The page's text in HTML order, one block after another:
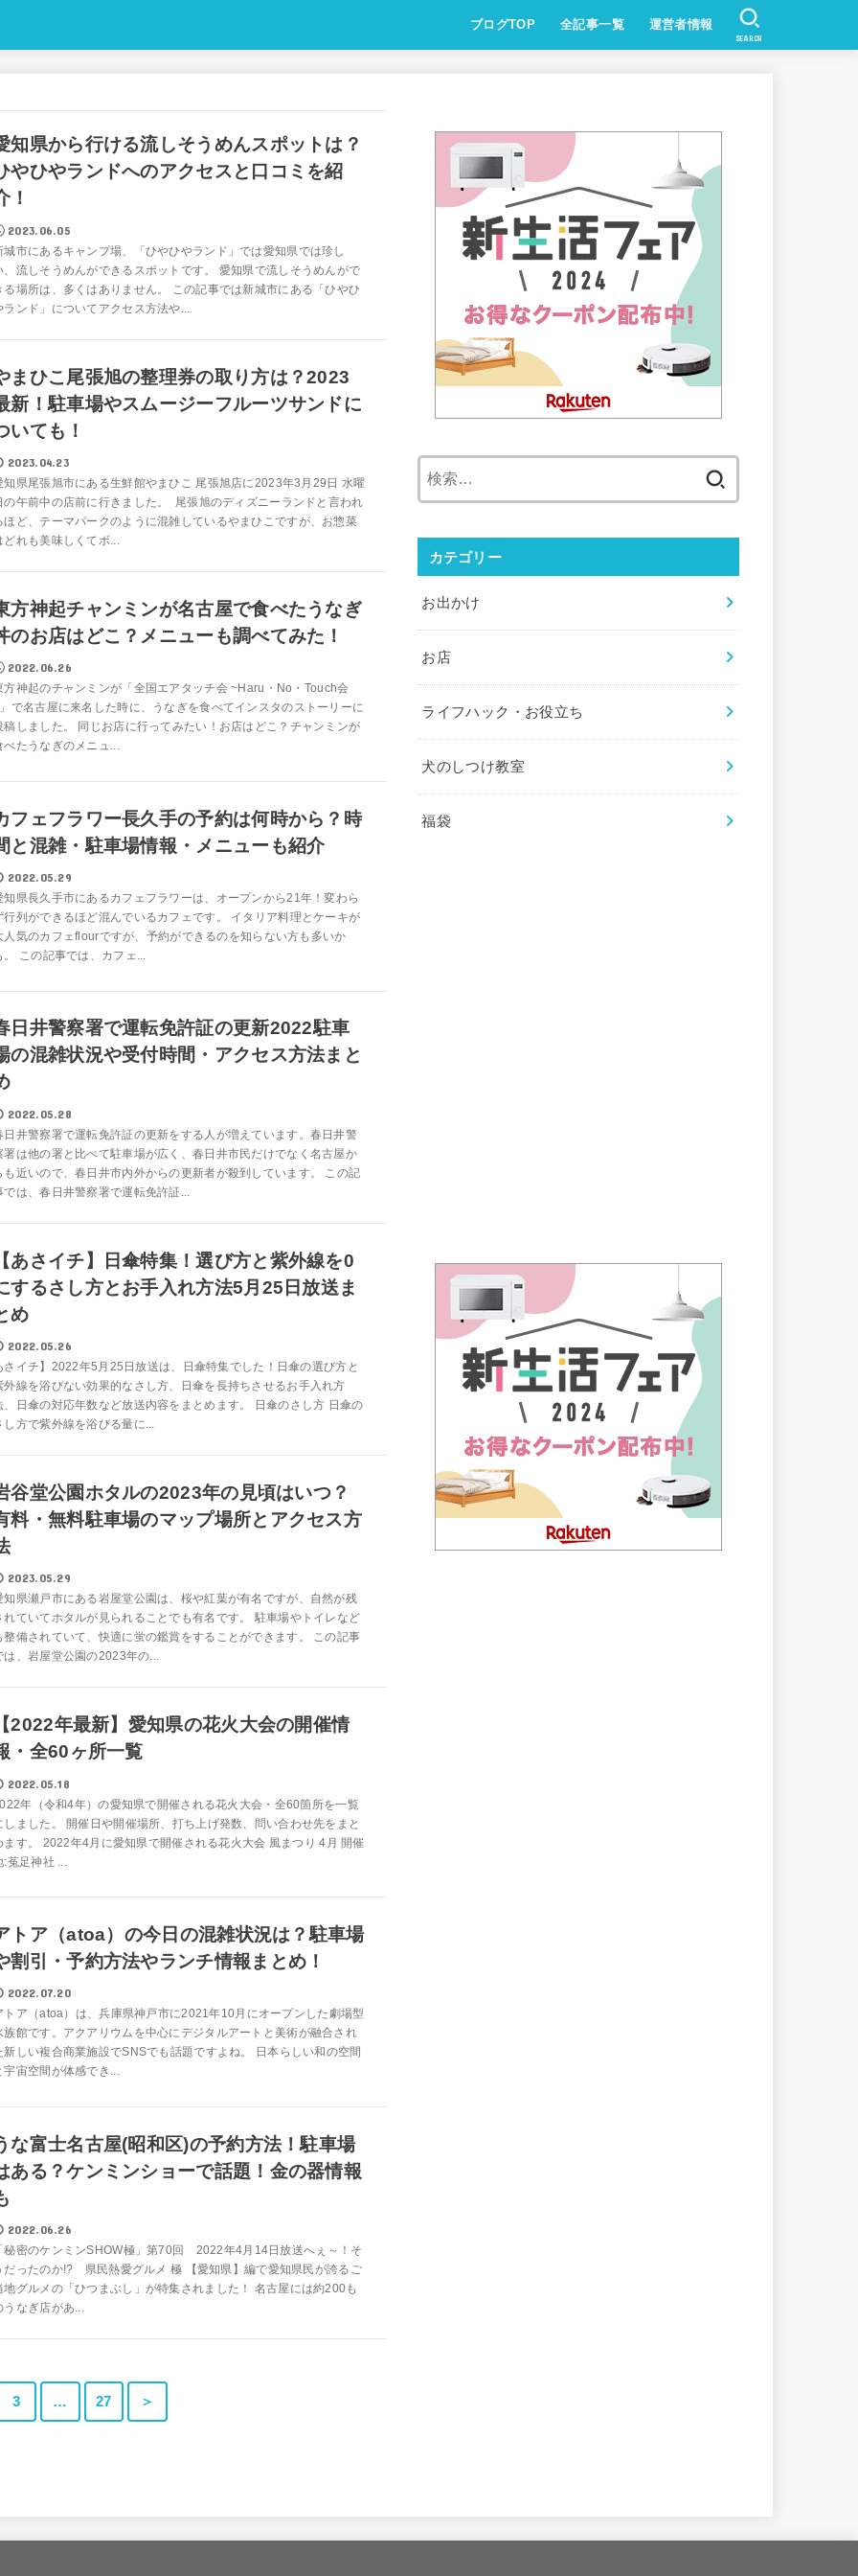
ブログTOP 全記事一覧 運営者情報
SEARCH
知県から行ける流しそうめんスポットは？
やひやランドへのアクセスと口コミを紹
！
2023.06.05
城市にあるキャンプ場、「ひやひやランド」では愛知県では珍し
、流しそうめんができるスポットです。 愛知県で流しそうめんがで
る場所は、多くはありません。 この記事では新城市にある「ひやひ
ランド」についてアクセス方法や...
まひこ尾張旭の整理券の取り方は？2023
新！駐車場やスムージーフルーツサンドに
いても！
2023.04.23
知県尾張旭市にある生鮮館やまひこ 尾張旭店に2023年3月29日 水曜
の午前中の店前に行きました。 尾張旭のディズニーランドと言われ
ほど、テーマパークのように混雑しているやまひこですが、お惣菜
どれも美味しくてボ...
方神起チャンミンが名古屋で食べたうなぎ
のお店はどこ？メニューも調べてみた！
2022.06.26
方神起のチャンミンが「全国エアタッチ会 ~Haru・No・Touch会
で名古屋に来名した時に、うなぎを食べてインスタのストーリーに
稿しました。 同じお店に行ってみたい！お店はどこ？チャンミンが
べたうなぎのメニュ...
フェフラワー長久手の予約は何時から？時
と混雑・駐車場情報・メニューも紹介
2022.05.29
知県長久手市にあるカフェフラワーは、オープンから21年！変わら
行列ができるほど混んでいるカフェです。 イタリア料理とケーキが
人気のカフェflourですが、予約ができるのを知らない方も多いか
。 この記事では、カフェ...
日井警察署で運転免許証の更新2022駐車
の混雑状況や受付時間・アクセス方法まと
2022.05.28
日井警察署で運転免許証の更新をする人が増えています。春日井警
署は他の署と比べて駐車場が広く、春日井市民だけでなく名古屋か
も近いので、春日井市内外からの更新者が殺到しています。 この記
では、春日井警察署で運転免許証...
あさイチ】日傘特集！選び方と紫外線を0
するさし方とお手入れ方法5月25日放送ま
め
2022.05.26
さイチ】2022年5月25日放送は、日傘特集でした！日傘の選び方と
外線を浴びない効果的なさし方、日傘を長持ちさせるお手入れ方
、日傘の対応年数など放送内容をまとめます。 日傘のさし方 日傘の
し方で紫外線を浴びる量に...
谷堂公園ホタルの2023年の見頃はいつ？
料・無料駐車場のマップ場所とアクセス方
2023.05.29
知県瀬戸市にある岩屋堂公園は、桜や紅葉が有名ですが、自然が残
れていてホタルが見られることでも有名です。 駐車場やトイレなど
整備されていて、快適に蛍の鑑賞をすることができます。 この記事
は、岩屋堂公園の2023年の...
2022年最新】愛知県の花火大会の開催情
・全60ヶ所一覧
2022.05.18
年（令和4年）の愛知県で開催される花火大会・全60箇所を一覧
しました。 開催日や開催場所、打ち上げ発数、問い合わせ先をまと
ます。 2022年4月に愛知県で開催される花火大会 風まつり 4月 開催
:菟足神社 ...
トア（atoa）の今日の混雑状況は？駐車場
割引・予約方法やランチ情報まとめ！
2022.07.20
トア（atoa）は、兵庫県神戸市に2021年10月にオープンした劇場型
族館です。アクアリウムを中心にデジタルアートと美術が融合され
新しい複合商業施設でSNSでも話題ですよね。 日本らしい和の空間
宇宙空間が体感でき...
な富士名古屋(昭和区)の予約方法！駐車場
ある？ケンミンショーで話題！金の器情報
2022.06.26
秘密のケンミンSHOW極」第70回 2022年4月14日放送へぇ～！そ
だったのか!? 県民熱愛グルメ 極 【愛知県】編で愛知県民が誇るご
地グルメの「ひつまぶし」が特集されました！ 名古屋には約200も
うなぎ店があ...
3 … 27 ＞
カテゴリー
お出かけ
お店
ライフハック・お役立ち
犬のしつけ教室
福袋